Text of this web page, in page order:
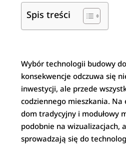
Spis treści
Wybór technologii budowy
konsekwencje odczuwa się
inwestycji, ale przede
codziennego mieszkania.
dom tradycyjny i modułowy
podobnie na wizualizacjach,
sprowadzają się do